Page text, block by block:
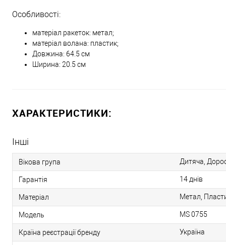
Особливості:
матеріал ракеток: метал;
матеріал волана: пластик;
Довжина: 64.5 см
Ширина: 20.5 см
ХАРАКТЕРИСТИКИ:
Інші
Вікова група Дитяча,
Гарантія 14 днів
Матеріал Метал,
Модель MS 0755
Країна реєстрації бренду Україна